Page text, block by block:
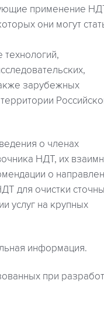
применение
они могут
зарубежных
о членах
НДТ, их
о
для очистки
услуг на крупных
информация.
при